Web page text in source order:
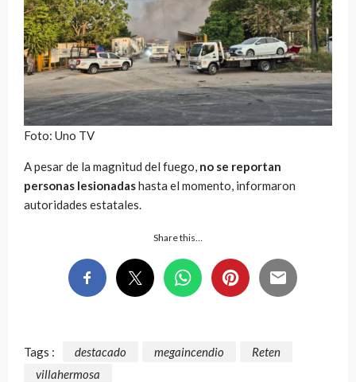
Foto: Uno TV
A pesar de la magnitud del fuego, no se reportan
personas lesionadashasta el momento, informaron
autoridades estatales.
Share this…
Tags : destacado megaincendio
Reten
villahermosa